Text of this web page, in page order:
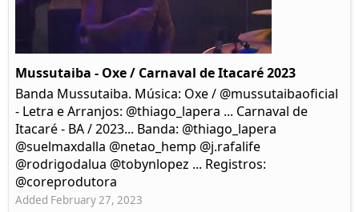
Mussutaiba - Oxe / Carnaval de Itacaré 2023
Banda Mussutaiba. Música: Oxe / @mussutaibaoficial
- Letra e Arranjos: @thiago_lapera ... Carnaval de
Itacaré - BA / 2023... Banda: @thiago_lapera
@suelmaxdalla @netao_hemp @j.rafalife
@rodrigodalua @tobynlopez ... Registros:
@coreprodutora
Added February 27, 2023